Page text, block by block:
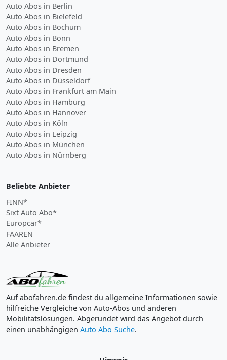
Auto Abos in Berlin
Auto Abos in Bielefeld
Auto Abos in Bochum
Auto Abos in Bonn
Auto Abos in Bremen
Auto Abos in Dortmund
Auto Abos in Dresden
Auto Abos in Düsseldorf
Auto Abos in Frankfurt am Main
Auto Abos in Hamburg
Auto Abos in Hannover
Auto Abos in Köln
Auto Abos in Leipzig
Auto Abos in München
Auto Abos in Nürnberg
Beliebte Anbieter
FINN*
Sixt Auto Abo*
Europcar*
FAAREN
Alle Anbieter
Auf abofahren.de findest du allgemeine Informationen sowie
hilfreiche Vergleiche von Auto-Abos und anderen
Mobilitätslösungen. Abgerundet wird das Angebot durch
einen unabhängigen Auto Abo Suche.